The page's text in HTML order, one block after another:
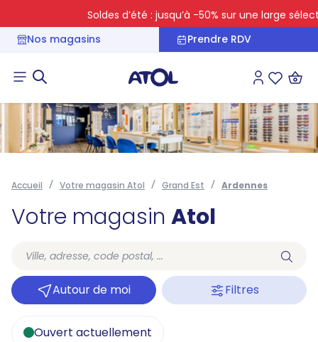
Soldes d’été : jusqu’à -50% sur une large
Nos magasins
Prendre RDV
Connexion
Accueil Votre magasin Atol Grand Est Ardennes
Votre magasin Atol
Autour de moi Filtres
Ouvert actuellement